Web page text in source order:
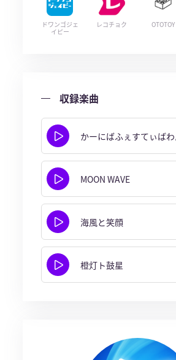
ドワンゴジェ
イピー
レコチョク OTOTOY
収録楽曲
かーにばふぇすてぃばわ
MOON WAVE
海風と笑顔
橙灯ト鼓星